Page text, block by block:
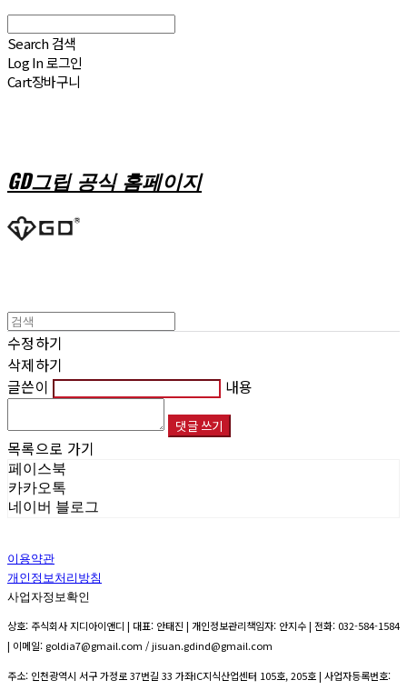
Search 검색
Log In로그인
Cart장바구니
GD그립 공식 홈페이지
수정하기
삭제하기
글쓴이
내용
댓글 쓰기
목록으로 가기
페이스북
카카오톡
네이버 블로그
이용약관
개인정보처리방침
사업자정보확인
상호: 주식회사 지디아이앤디 | 대표: 안태진 | 개인정보관리책임자: 안지수 | 전화: 032-584-1584
| 이메일: goldia7@gmail.com / jisuan.gdind@gmail.com
주소: 인천광역시 서구 가정로 37번길 33 가좌IC지식산업센터 105호, 205호 | 사업자등록번호: